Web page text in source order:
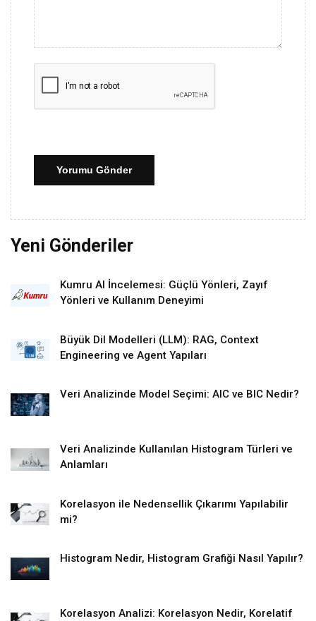
Yorumu Gönder
Yeni Gönderiler
Kumru AI İncelemesi: Güçlü Yönleri, Zayıf
Yönleri ve Kullanım Deneyimi
Büyük Dil Modelleri (LLM): RAG, Context
Engineering ve Agent Yapıları
Veri Analizinde Model Seçimi: AIC ve BIC Nedir?
Veri Analizinde Kullanılan Histogram Türleri ve
Anlamları
Korelasyon ile Nedensellik Çıkarımı Yapılabilir
mi?
Histogram Nedir, Histogram Grafiği Nasıl Yapılır?
Korelasyon Analizi: Korelasyon Nedir, Korelatif